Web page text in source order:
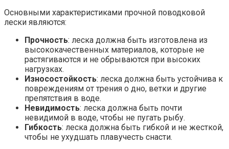
Основными характеристиками прочной поводковой
лески являются:
Прочность: леска должна быть изготовлена из
высококачественных материалов, которые не
растягиваются и не обрываются при высоких
нагрузках.
Износостойкость: леска должна быть устойчива к
повреждениям от трения о дно, ветки и другие
препятствия в воде.
Невидимость: леска должна быть почти
невидимой в воде, чтобы не пугать рыбу.
Гибкость: леска должна быть гибкой и не жесткой,
чтобы не ухудшать плавучесть снасти.